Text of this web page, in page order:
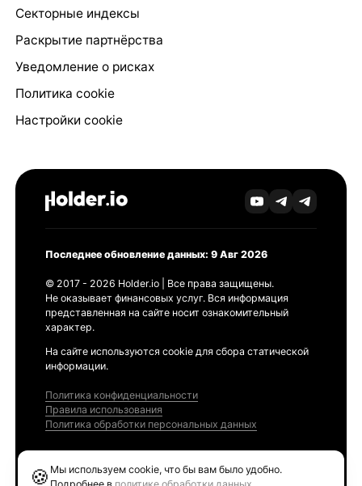
Секторные индексы
Раскрытие партнёрства
Уведомление о рисках
Политика cookie
Настройки cookie
Последнее обновление данных: 9 Авг 2026
© 2017 - 2026 Holder.io | Все права защищены.
Не оказывает финансовых услуг. Вся информация
представленная на сайте носит ознакомительный
характер.
На сайте используются cookie для сбора статической
информации.
Политика конфиденциальности
Правила использования
Политика обработки персональных данных
🍪 Мы используем cookie, что бы вам было удобно.
Ethereum GAS Tracker